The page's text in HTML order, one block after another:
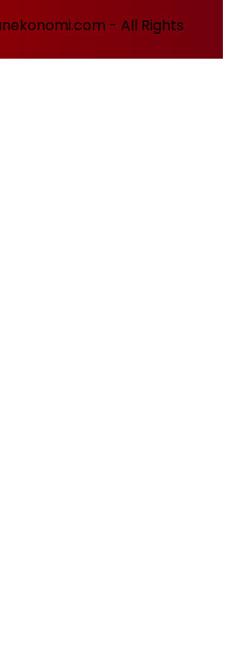
- All Rights